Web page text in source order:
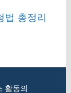
법 총정리
활동의